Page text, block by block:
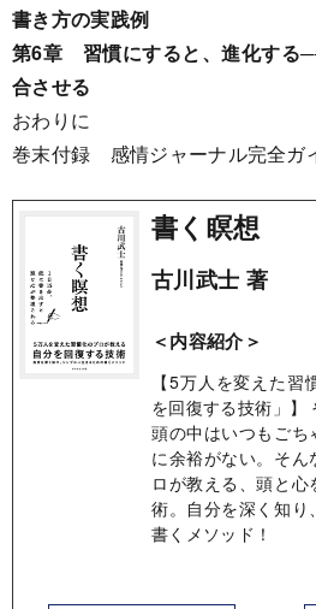
書き方の実践例
第6章 習慣にすると、進化する
合させる
おわりに
巻末付録 感情ジャーナル完全ガ
書く瞑想
古川武士 著
＜内容紹介＞
【5万人を変えた
を回復する技術」】
頭の中はいつもご
に余裕がない。そ
ロが教える、頭と
術。自分を深く知
書くメソッド！